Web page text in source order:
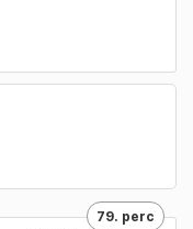
79. perc